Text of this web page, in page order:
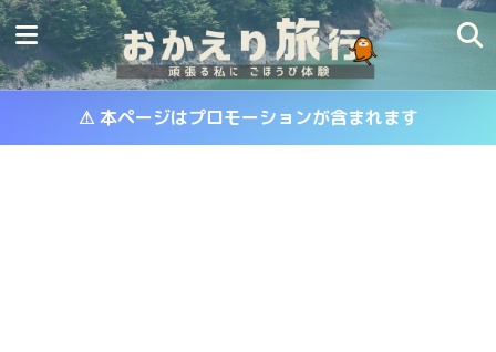
⚠ 本ページはプロモーションが含まれます